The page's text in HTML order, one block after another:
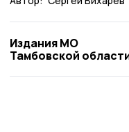
Издания МО
Тамбовской